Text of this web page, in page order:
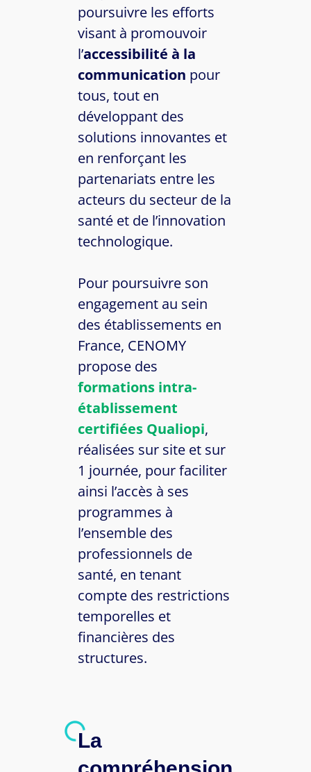
poursuivre les efforts
visant à promouvoir
l’accessibilité à la
communication pour
tous, tout en
développant des
solutions innovantes et
en renforçant les
partenariats entre les
acteurs du secteur de la
santé et de l’innovation
technologique.
Pour poursuivre son
engagement au sein
des établissements en
France, CENOMY
propose des
formations intra-
établissement
certifiées Qualiopi,
réalisées sur site et sur
1 journée, pour faciliter
ainsi l’accès à ses
programmes à
l’ensemble des
professionnels de
santé, en tenant
compte des restrictions
temporelles et
financières des
structures.
La